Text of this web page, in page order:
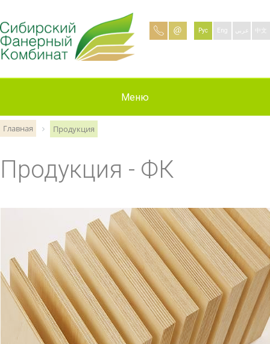
Рус Eng عربي 中文
Меню
О компании
Продукция
Информация
Новости
Контакты
Вакансии
Главная Продукция
Продукция - ФК